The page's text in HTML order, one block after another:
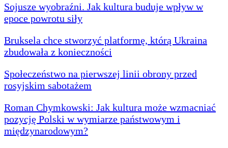
Sojusze wyobraźni. Jak kultura buduje wpływ w
epoce powrotu siły
Bruksela chce stworzyć platformę, którą Ukraina
zbudowała z konieczności
Społeczeństwo na pierwszej linii obrony przed
rosyjskim sabotażem
Roman Chymkowski: Jak kultura może wzmacniać
pozycję Polski w wymiarze państwowym i
międzynarodowym?